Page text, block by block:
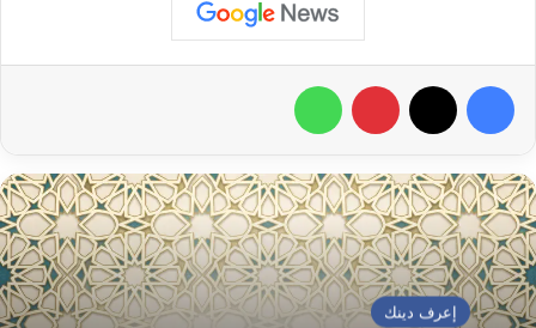
فيسبوك بينتيريست
إعرف دينك